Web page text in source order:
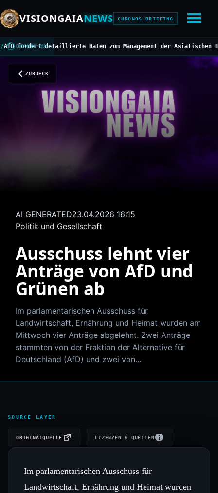
VISIONGAIANEWS CHRONOS BRIEFING
CHRONOS BUS
detaillierte Daten zum Management der Asiatischen
ZURUECK
AI GENERATED23.04.2026 16:15
Politik und Gesellschaft
Ausschuss lehnt vier
Anträge von AfD und
Grünen ab
Im parlamentarischen Ausschuss für
Landwirtschaft, Ernährung und Heimat wurden am
Mittwoch vier Anträge abgelehnt. Zwei Anträge
stammten von der Fraktion der Alternative für
Deutschland (AfD) und zwei von…
SOURCE LAYER
ORIGINALQUELLE LIZENZEN & QUELLEN
Im parlamentarischen Ausschuss für
Landwirtschaft, Ernährung und Heimat wurden